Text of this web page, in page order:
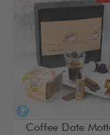
Coffee Date